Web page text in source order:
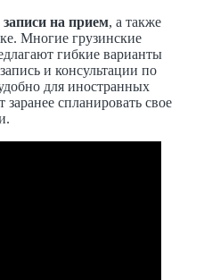
записи на прием, а также
Многие грузинские
гибкие варианты
и консультации по
для иностранных
заранее спланировать свое